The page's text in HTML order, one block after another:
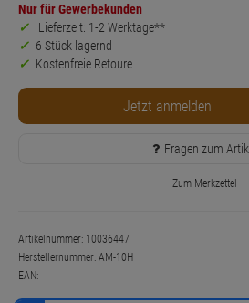
Nur für Gewerbekunden
Lieferzeit: 1-2 Werktage**
6 Stück lagernd
Kostenfreie Retoure
Jetzt anmelden
Fragen zum
Zum Merkzettel
Artikelnummer: 10036447
Herstellernummer: AM-10H
EAN: